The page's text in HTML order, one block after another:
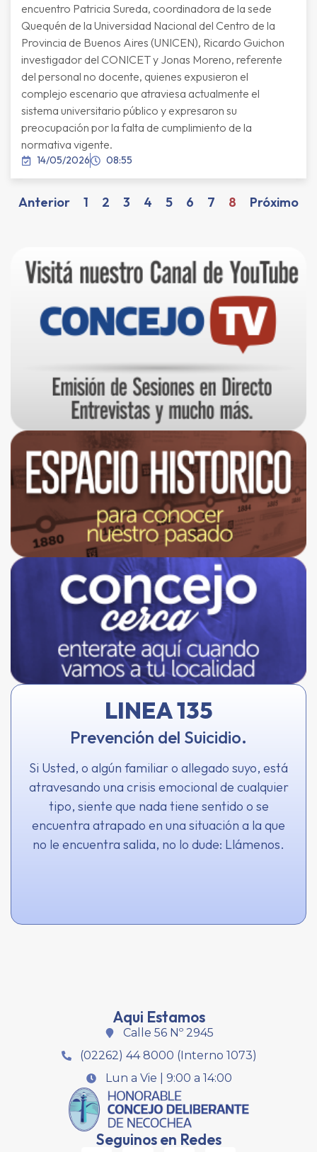
encuentro Patricia Sureda, coordinadora de la sede
Quequén de la Universidad Nacional del Centro de la
Provincia de Buenos Aires (UNICEN), Ricardo Guichon
investigador del CONICET y Jonas Moreno, referente
del personal no docente, quienes expusieron el
complejo escenario que atraviesa actualmente el
sistema universitario público y expresaron su
preocupación por la falta de cumplimiento de la
normativa vigente.
14/05/2026 08:55
Anterior 1 2 3 4 5 6 7 8 Próximo
LINEA 135
Prevención del Suicidio.
Si Usted, o algún familiar o allegado suyo, está
atravesando una crisis emocional de cualquier
tipo, siente que nada tiene sentido o se
encuentra atrapado en una situación a la que
no le encuentra salida, no lo dude: Llámenos.
Aqui Estamos
Calle 56 Nº 2945
(02262) 44 8000 (Interno 1073)
Lun a Vie | 9:00 a 14:00
Seguinos en Redes